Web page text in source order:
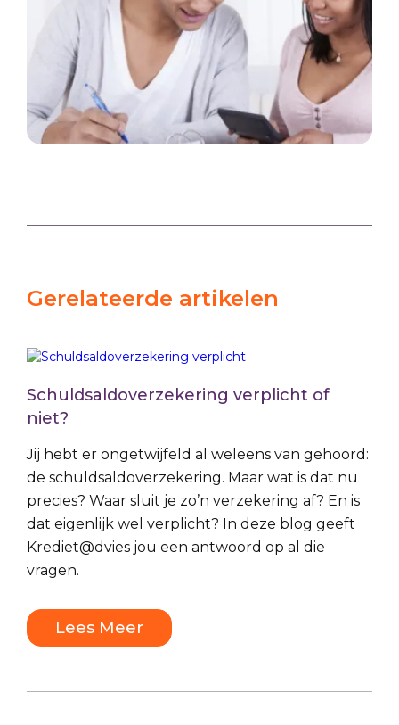
Gerelateerde artikelen
Schuldsaldoverzekering verplicht of
niet?
Jij hebt er ongetwijfeld al weleens van gehoord:
de schuldsaldoverzekering. Maar wat is dat nu
precies? Waar sluit je zo’n verzekering af? En is
dat eigenlijk wel verplicht? In deze blog geeft
Krediet@dvies jou een antwoord op al die
vragen.
Lees Meer